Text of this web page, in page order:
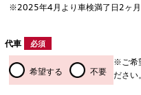
※2025年4月より車検満了日2ヶ月
代車 必須
希望する 不要
※ご希
ださい。